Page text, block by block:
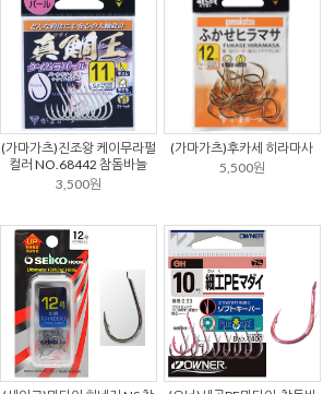
(가마가츠)진조왕 케이무라펄
컬러 NO.68442 참돔바늘
3,500원
(가마가츠)후카세 히라마사
5,500원